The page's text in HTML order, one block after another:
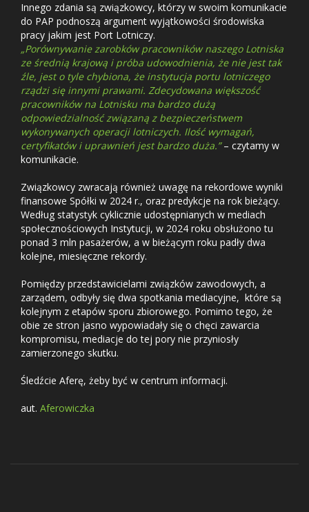
Innego zdania są związkowcy, którzy w swoim komunikacie
do PAP podnoszą argument wyjątkowości środowiska
pracy jakim jest Port Lotniczy.
„Porównywanie zarobków pracowników naszego Lotniska
ze średnią krajową i próba udowodnienia, że nie jest tak
źle, jest o tyle chybiona, że instytucja portu lotniczego
rządzi się innymi prawami. Zdecydowana większość
pracowników na Lotnisku ma bardzo dużą
odpowiedzialność związaną z bezpieczeństwem
wykonywanych operacji lotniczych. Ilość wymagań,
certyfikatów i uprawnień jest bardzo duża.”– czytamy w
komunikacie.
Związkowcy zwracają również uwagę na rekordowe wyniki
finansowe Spółki w 2024 r., oraz predykcje na rok bieżący.
Według statystyk cyklicznie udostępnianych w mediach
społecznościowych Instytucji, w 2024 roku obsłużono tu
ponad 3 mln pasażerów, a w bieżącym roku padły dwa
kolejne, miesięczne rekordy.
Pomiędzy przedstawicielami związków zawodowych, a
zarządem, odbyły się dwa spotkania mediacyjne, które są
kolejnym z etapów sporu zbiorowego. Pomimo tego, że
obie ze stron jasno wypowiadały się o chęci zawarcia
kompromisu, mediacje do tej pory nie przyniosły
zamierzonego skutku.
Śledźcie Aferę, żeby być w centrum informacji.
aut. Aferowiczka